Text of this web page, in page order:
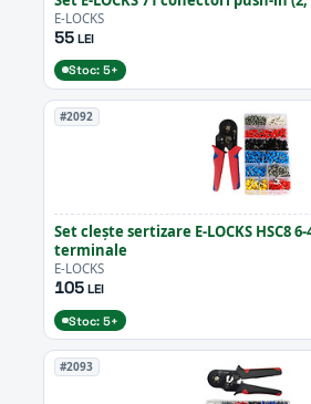
E-LOCKS
55LEI
Stoc: 5+
#2092
Set clește sertizare E-LOCKS HSC8
terminale
E-LOCKS
105LEI
Stoc: 5+
#2093